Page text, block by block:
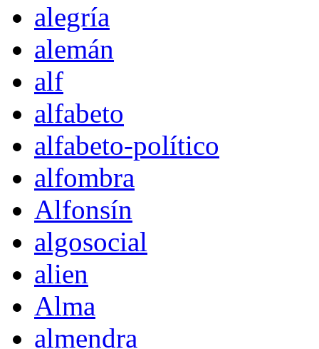
alegría
alemán
alf
alfabeto
alfabeto-político
alfombra
Alfonsín
algosocial
alien
Alma
almendra